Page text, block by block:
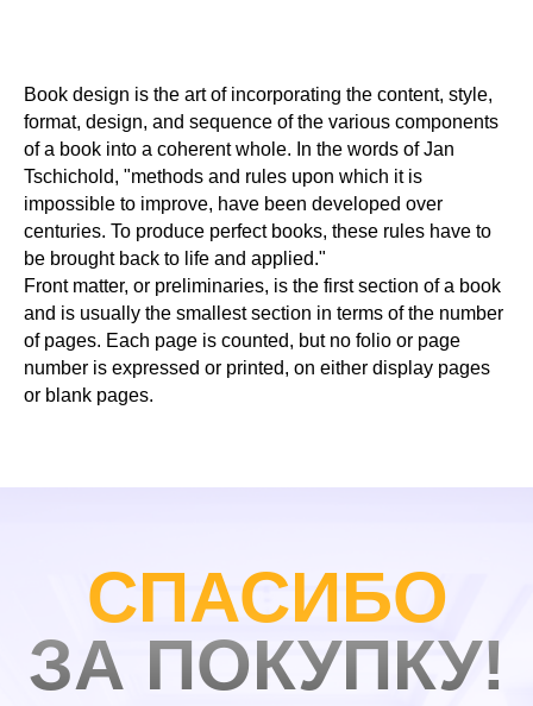
Book design is the art of incorporating the content, style,
format, design, and sequence of the various components
of a book into a coherent whole. In the words of Jan
Tschichold, "methods and rules upon which it is
impossible to improve, have been developed over
centuries. To produce perfect books, these rules have to
be brought back to life and applied."
Front matter, or preliminaries, is the first section of a book
and is usually the smallest section in terms of the number
of pages. Each page is counted, but no folio or page
number is expressed or printed, on either display pages
or blank pages.
ЗА ПОКУПКУ!
СПАСИБО